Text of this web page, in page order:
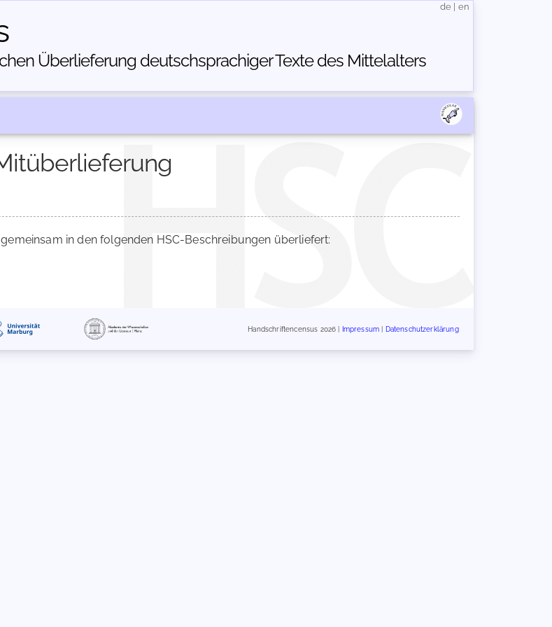
Über­lieferung deutschsprachiger Texte des Mittelalters
de en
in den folgenden HSC-Beschreibungen überliefert:
Handschriftencensus 2026 | Impressum Datenschutzerklärung